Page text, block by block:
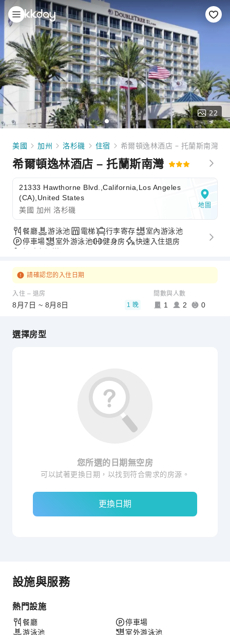
22
美國 加州 洛杉磯 住宿 希爾頓逸林酒店 – 托蘭斯南灣
希爾頓逸林酒店 – 托蘭斯南灣
21333 Hawthorne Blvd.,California,Los Angeles
(CA),United States
美國 加州 洛杉磯
地圖
餐廳 游泳池 電梯 行李寄存
室內游泳池
停車場
室外游泳池 健身房
快速入住退房
請確認您的入住日期
入住 – 退房
8月7日 ~ 8月8日 1 晚
間數與人數
1 2 0
選擇房型
您所選的日期無空房
可以試著更換日期，以找到符合需求的房源。
更換日期
設施與服務
熱門設施
餐廳
游泳池
停車場
室外游泳池